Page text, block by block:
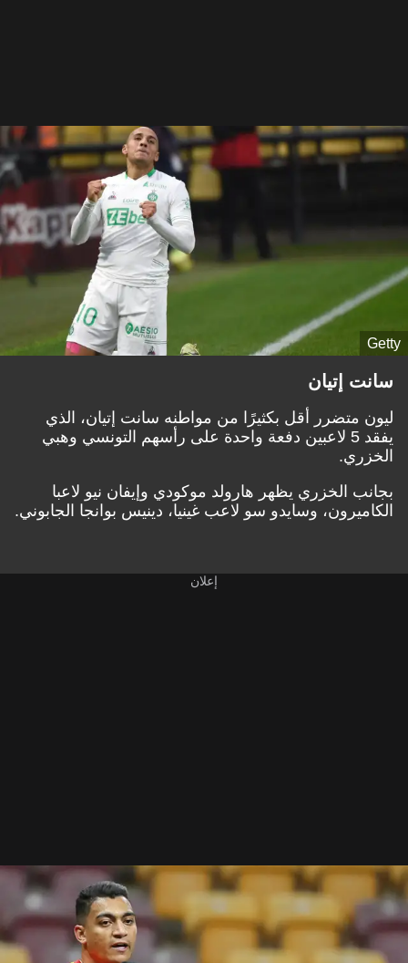
Getty
سانت إتيان
ليون متضرر أقل بكثيرًا من مواطنه سانت إتيان، الذي
يفقد 5 لاعبين دفعة واحدة على رأسهم التونسي وهبي
الخزري.
بجانب الخزري يظهر هارولد موكودي وإيفان نيو لاعبا
الكاميرون، وسايدو سو لاعب غينيا، دينيس بوانجا الجابوني.